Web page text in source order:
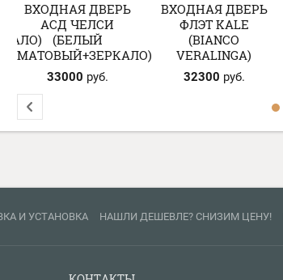
ВХОДНАЯ ДВЕРЬ
АСД ЧЕЛСИ
(БЕЛЫЙ
МАТОВЫЙ+ЗЕРКАЛО)
33000 руб.
ВХОДНАЯ ДВЕРЬ
ФЛЭТ KALE
(BIANCO
VERALINGA)
32300 руб.
И УСТАНОВКА НАШЛИ ДЕШЕВЛЕ? СНИЗИМ ЦЕНУ!